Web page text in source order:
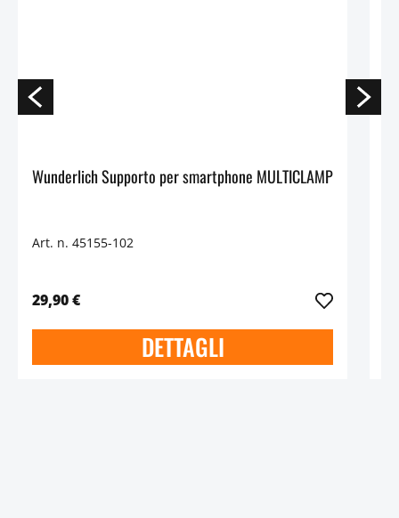
Wunderlich Supporto per smartphone MULTICLAMP
Art. n. 45155-102
29,90 €
DETTAGLI